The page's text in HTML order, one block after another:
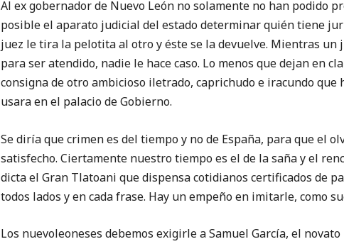
Al ex gobernador de Nuevo León no solamente no han podido
posible el aparato judicial del estado determinar quién tiene
juez le tira la pelotita al otro y éste se la devuelve. Mientras un
para ser atendido, nadie le hace caso. Lo menos que dejan en
consigna de otro ambicioso iletrado, caprichudo e iracundo que
usara en el palacio de Gobierno.
Se diría que crimen es del tiempo y no de España, para que el
satisfecho. Ciertamente nuestro tiempo es el de la saña y el
dicta el Gran Tlatoani que dispensa cotidianos certificados de
todos lados y en cada frase. Hay un empeño en imitarle, como
Los nuevoleoneses debemos exigirle a Samuel García, el